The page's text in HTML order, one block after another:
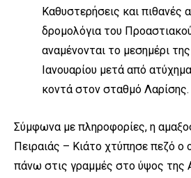
Kαθυστερήσεις και πιθανές
δρομολόγια του
αναμένονται το μεσημέρι
Ιανουαρίου μετά από
κοντά στον σταθμό Λαρίσης.
Σύμφωνα με πληροφορίες, η
Πειραιάς – Κιάτο χτύπησε πεζό ο
πάνω στις γραμμές στο ύψος της